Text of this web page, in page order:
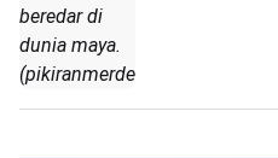
beredar di
dunia maya.
(pikiranmerdeka.co/ist)